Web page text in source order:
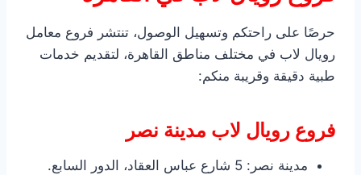
حرصًا على راحتكم وتسهيل الوصول، تنتشر فروع معامل
رويال لاب في مختلف مناطق القاهرة، لتقديم خدمات
طبية دقيقة وقريبة منكم:
فروع رويال لاب مدينة نصر
مدينة نصر: 5 شارع عباس العقاد، الدور السابع.